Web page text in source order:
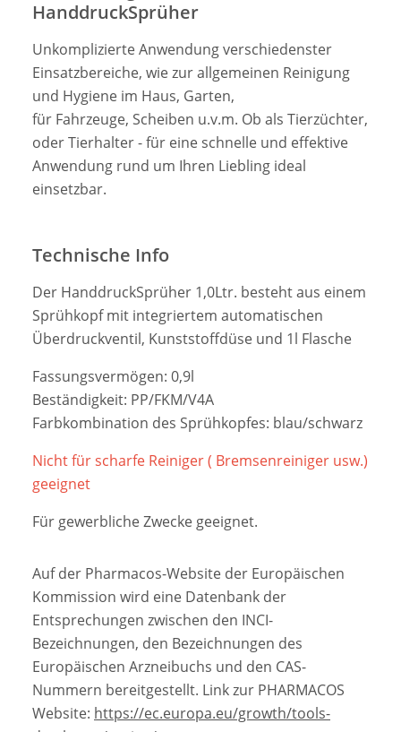
HanddruckSprüher
Unkomplizierte Anwendung verschiedenster
Einsatzbereiche, wie zur allgemeinen Reinigung
und Hygiene im Haus, Garten,
für Fahrzeuge, Scheiben u.v.m. Ob als Tierzüchter,
oder Tierhalter - für eine schnelle und effektive
Anwendung rund um Ihren Liebling ideal
einsetzbar.
Technische Info
Der HanddruckSprüher 1,0Ltr. besteht aus einem
Sprühkopf mit integriertem automatischen
Überdruckventil, Kunststoffdüse und 1l Flasche
Fassungsvermögen: 0,9l
Beständigkeit: PP/FKM/V4A
Farbkombination des Sprühkopfes: blau/schwarz
Nicht für scharfe Reiniger ( Bremsenreiniger usw.)
geeignet
Für gewerbliche Zwecke geeignet.
Auf der Pharmacos-Website der Europäischen
Kommission wird eine Datenbank der
Entsprechungen zwischen den INCI-
Bezeichnungen, den Bezeichnungen des
Europäischen Arzneibuchs und den CAS-
Nummern bereitgestellt. Link zur PHARMACOS
Website: https://ec.europa.eu/growth/tools-